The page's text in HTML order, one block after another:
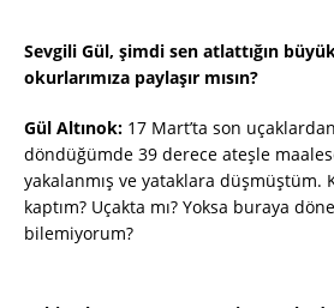
Sevgili Gül, şimdi sen atlattığın
okurlarımıza paylaşır mısın?
Gül Altınok: 17 Mart’ta son
döndüğümde 39 derece ateşle
yakalanmış ve yataklara düşmüştüm.
kaptım? Uçakta mı? Yoksa buraya
bilemiyorum?